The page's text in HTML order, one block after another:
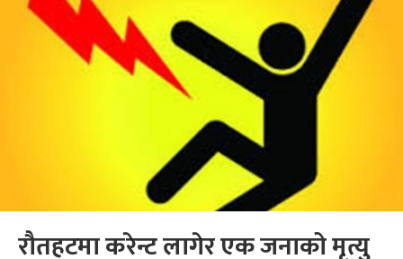
रौतहटमा करेन्ट लागेर एक जनाको मृत्यु